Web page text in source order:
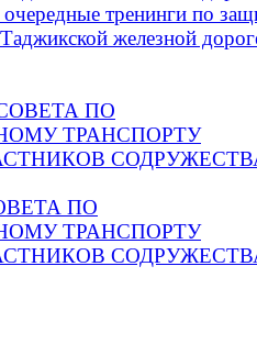
тренинги по
железной
ПО
ТРАНСПОРТУ